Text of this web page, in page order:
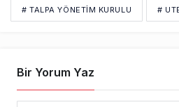
# TALPA YÖNETİM KURULU #
Bir Yorum Yaz